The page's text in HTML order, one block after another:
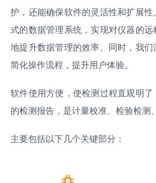
护，还能确保软件的灵活性和扩展
式的数据管理系统，实现对仪器的
地提升数据管理的效率。同时，我
简化操作流程，提升用户体验。
软件使用方便，使检测过程直观明
的检测报告，是计量校准、检验检测
主要包括以下几个关键部分：